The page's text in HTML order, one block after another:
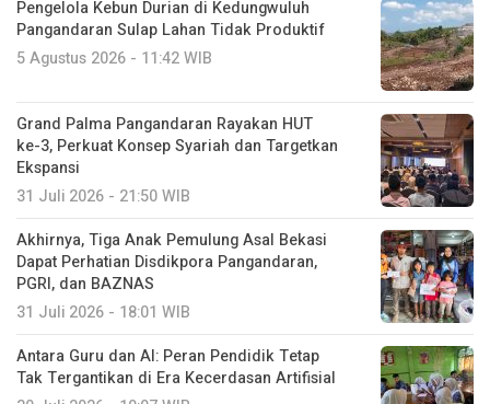
Pengelola Kebun Durian di Kedungwuluh
Pangandaran Sulap Lahan Tidak Produktif ‎
5 Agustus 2026 - 11:42 WIB
Grand Palma Pangandaran Rayakan HUT
ke-3, Perkuat Konsep Syariah dan Targetkan
Ekspansi
31 Juli 2026 - 21:50 WIB
Akhirnya, Tiga Anak Pemulung Asal Bekasi
Dapat Perhatian Disdikpora Pangandaran,
PGRI, dan BAZNAS
31 Juli 2026 - 18:01 WIB
Antara Guru dan AI: Peran Pendidik Tetap
Tak Tergantikan di Era Kecerdasan Artifisial